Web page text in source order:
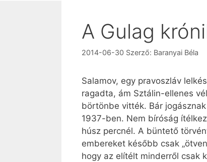
A Gulag
2014-06-30 Szerző: Baranyai Béla
Salamov, egy pravoszláv
ragadta, ám Sztálin-ellenes
börtönbe vitték. Bár
1937-ben. Nem bíróság
húsz percnél. A büntető
embereket később csak
hogy az elítélt minderről csak